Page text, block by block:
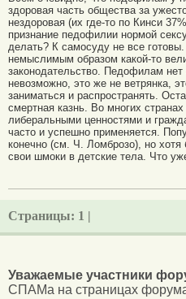
здоровая часть общества за
нездоровая (их где-то по Кинси
признание педофилии нормой
делать? К самосуду не все
немыслимым образом какой-то
законодательство. Педофилам
невозможно, это же не ветрянка,
заниматься и распространять.
смертная казнь. Во многих
либеральными ценностями и
часто и успешно применяется.
конечно (см. Ч. Ломброзо), но хотя
свои шмоки в детские тела. Что
Страницы: 1 |
Уважаемые участники
СПАМа на страницах